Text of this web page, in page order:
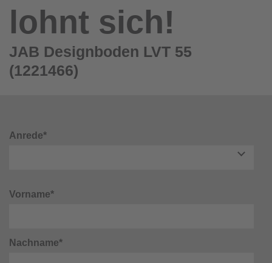
lohnt sich!
JAB Designboden LVT 55
(1221466)
Anrede*
Vorname*
Nachname*